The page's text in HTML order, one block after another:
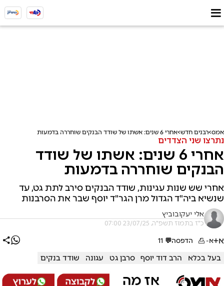
אמס רבנים חדש אחרי 6 שנים: אשתו של שודד הבנקים שוחררה בדמעות
נתרצו שני הצדדים
אחרי 6 שנים: אשתו של שודד
הבנקים שוחררה בדמעות
אחרי שש שנות עגינות, שודד הבנקים סירב לתת גט, עד
שנשיא ביה"ד הגדול מרן הגר"ד יוסף שבר את הסרבנות
אלי יעקובוביץ
כ"ז בתמוז תשפ"ה, 23/07/25 07:00
א+א- הדפסה💬
11
בעל בכלא הרב דוד יוסף סרבן גט עגונה שודד בנקים